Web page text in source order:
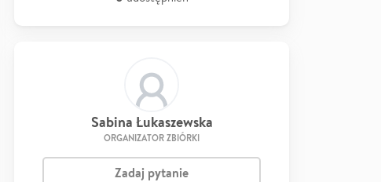
Sabina Łukaszewska
ORGANIZATOR ZBIÓRKI
Zadaj pytanie